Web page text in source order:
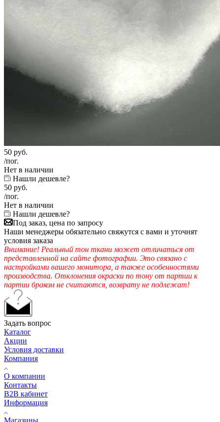
50 руб.
/пог.
Нет в наличии
Нашли дешевле?
50 руб.
/пог.
Нет в наличии
Нашли дешевле?
Под заказ, цена по запросу
Наши менеджеры обязательно свяжутся с вами и уточнят
условия заказа
Внимание! Реальный тон ткани может отличаться от
представленной на сайте фотографии. Это связано с
настройками вашего монитора, а также особенностями
производства. Отклонения окраски по тону от партии к
партии браком не считаются, возврату не подлежат!
Задать вопрос
Каталог
Акции
Условия доставки
Компания
О компании
Контакты
B2B кабинет
Информация
Магазины